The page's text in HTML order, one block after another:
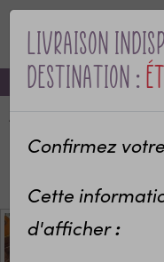
MENU
-10% sur votre
Livraison
destination :
Confirmez
Cette
d'afficher:
Sport et Loisirs
Boîtes à goûter &